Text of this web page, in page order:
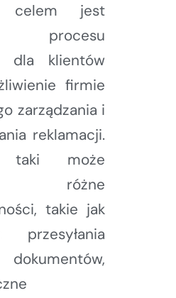
celem jest
procesu
dla klientów
firmie
zarządzania i
reklamacji.
taki może
różne
takie jak
przesyłania